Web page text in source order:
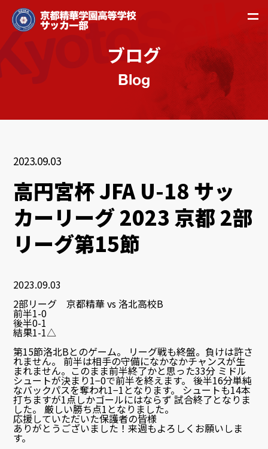
ブログ
Blog
2023.09.03
高円宮杯 JFA U-18 サッ
カーリーグ 2023 京都 2部
リーグ第15節
2023.09.03
2部リーグ 京都精華 vs 洛北高校B
前半1-0
後半0-1
結果1-1△
第15節洛北Bとのゲーム。 リーグ戦も終盤。負けは許さ
れません。 前半は相手の守備になかなかチャンスが生
まれません。このまま前半終了かと思った33分 ミドル
シュートが決まり1−0で前半を終えます。 後半16分単純
なバックパスを奪われ1−1となります。 シュートも14本
打ちますが1点しかゴールにはならず 試合終了となりま
した。 厳しい勝ち点1となりました。
応援していただいた保護者の皆様
ありがとうございました！来週もよろしくお願いしま
す。